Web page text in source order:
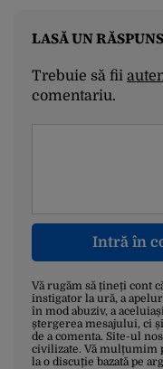
LASĂ UN RĂSPUNS
Trebuie să fii
comentariu.
Intră în
Vă rugăm să țineți cont
instigator la ură, a
în mod abuziv, a
ștergerea mesajului, ci
de a comenta. Site-ul
civilizate. Vă mulțumim
la o discuție bazată pe